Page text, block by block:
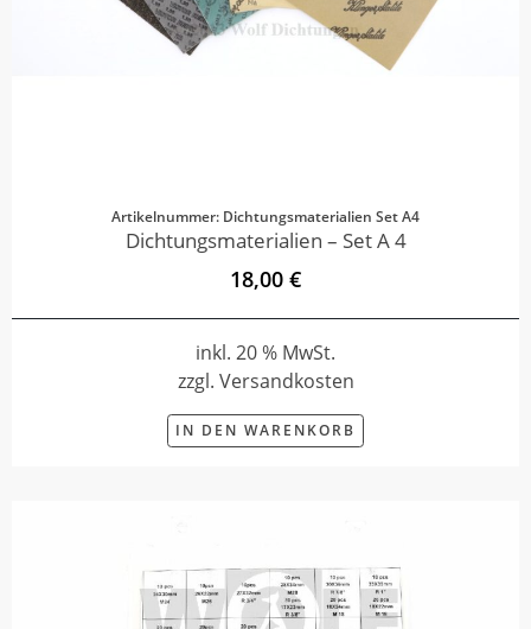
Artikelnummer: Dichtungsmaterialien Set A4
Dichtungsmaterialien – Set A 4
18,00 €
inkl. 20 % MwSt.
zzgl. Versandkosten
IN DEN WARENKORB